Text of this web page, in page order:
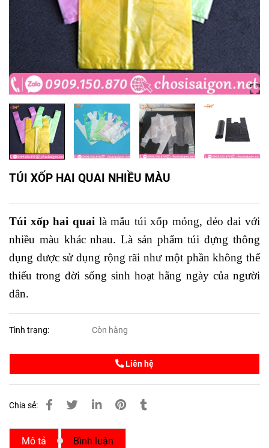
TÚI XỐP HAI QUAI NHIỀU MÀU
Túi xốp hai quai là mẫu túi xốp mỏng, dẻo dai với
nhiều màu khác nhau. Là sản phẩm túi đựng thông
dụng được sử dụng rộng rãi như một phần không thể
thiếu trong đời sống sinh hoạt hằng ngày của người
dân.
Tình trạng: Còn hàng
Liên hệ
Chia sẻ:
Mô tả Bình luận